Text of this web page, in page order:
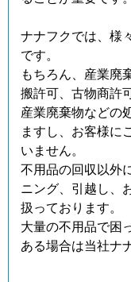
ナナフクでは、様
です。
もちろん、産業廃
搬許可、古物商許
産業廃棄物などの
ますし、お客様に
いません。
不用品の回収以外
ニング、引越し、
扱っております。
大量の不用品で困
ある場合は当社ナ